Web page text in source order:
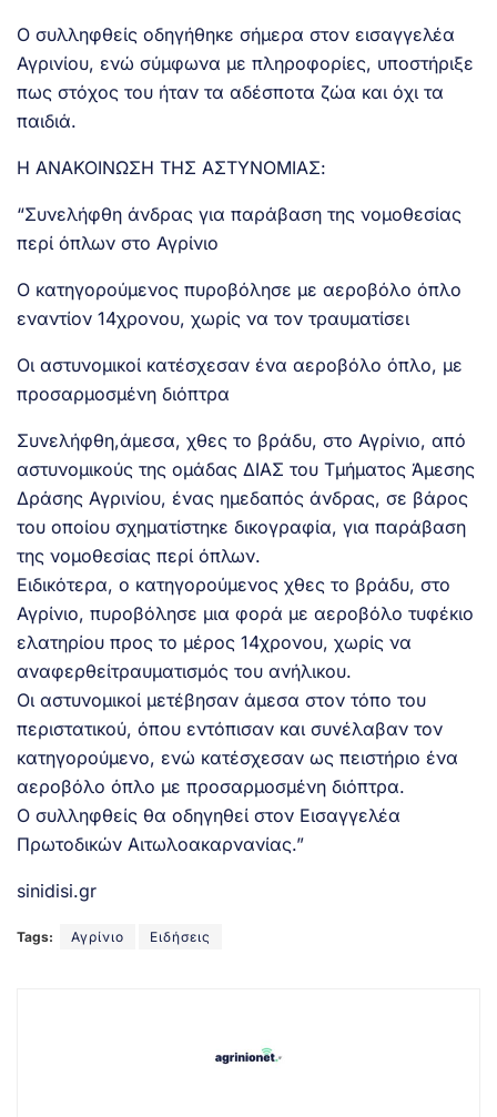
Ο συλληφθείς οδηγήθηκε σήμερα στον εισαγγελέα
Αγρινίου, ενώ σύμφωνα με πληροφορίες, υποστήριξε
πως στόχος του ήταν τα αδέσποτα ζώα και όχι τα
παιδιά.
Η ΑΝΑΚΟΙΝΩΣΗ ΤΗΣ ΑΣΤΥΝΟΜΙΑΣ:
“Συνελήφθη άνδρας για παράβαση της νομοθεσίας
περί όπλων στο Αγρίνιο
Ο κατηγορούμενος πυροβόλησε με αεροβόλο όπλο
εναντίον 14χρονου, χωρίς να τον τραυματίσει
Οι αστυνομικοί κατέσχεσαν ένα αεροβόλο όπλο, με
προσαρμοσμένη διόπτρα
Συνελήφθη,άμεσα, χθες το βράδυ, στο Αγρίνιο, από
αστυνομικούς της ομάδας ΔΙΑΣ του Τμήματος Άμεσης
Δράσης Αγρινίου, ένας ημεδαπός άνδρας, σε βάρος
του οποίου σχηματίστηκε δικογραφία, για παράβαση
της νομοθεσίας περί όπλων.
Ειδικότερα, ο κατηγορούμενος χθες το βράδυ, στο
Αγρίνιο, πυροβόλησε μια φορά με αεροβόλο τυφέκιο
ελατηρίου προς το μέρος 14χρονου, χωρίς να
αναφερθείτραυματισμός του ανήλικου.
Οι αστυνομικοί μετέβησαν άμεσα στον τόπο του
περιστατικού, όπου εντόπισαν και συνέλαβαν τον
κατηγορούμενο, ενώ κατέσχεσαν ως πειστήριο ένα
αεροβόλο όπλο με προσαρμοσμένη διόπτρα.
Ο συλληφθείς θα οδηγηθεί στον Εισαγγελέα
Πρωτοδικών Αιτωλοακαρνανίας.”
sinidisi.gr
Tags: Αγρίνιο Ειδήσεις